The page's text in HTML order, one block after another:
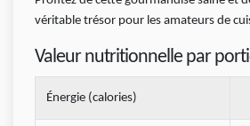
véritable trésor pour les amateurs de
Valeur nutritionnelle par
Énergie (calories)